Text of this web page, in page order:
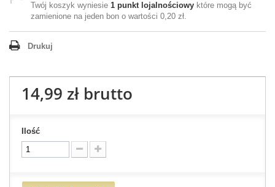
Twój koszyk wyniesie 1 punkt lojalnościowy które mogą być
zamienione na jeden bon o wartości 0,20 zł.
Drukuj
14,99 zł brutto
Ilość